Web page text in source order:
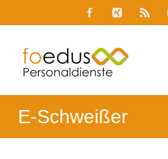
FacebookXing
E-Schweißer